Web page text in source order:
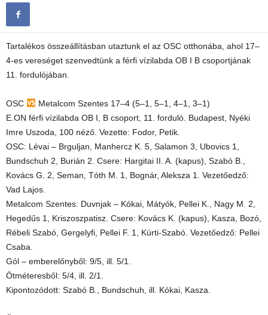
Tartalékos összeállításban utaztunk el az OSC otthonába, ahol 17–
4-es vereséget szenvedtünk a férfi vízilabda OB I B csoportjának
11. fordulójában.
OSC
Metalcom Szentes 17–4 (5–1, 5–1, 4–1, 3–1)
E.ON férfi vízilabda OB I, B csoport, 11. forduló. Budapest, Nyéki
Imre Uszoda, 100 néző. Vezette: Fodor, Petik.
OSC: Lévai – Brguljan, Manhercz K. 5, Salamon 3, Ubovics 1,
Bundschuh 2, Burián 2. Csere: Hargitai II. A. (kapus), Szabó B.,
Kovács G. 2, Seman, Tóth M. 1, Bognár, Aleksza 1. Vezetőedző:
Vad Lajos.
Metalcom Szentes: Duvnjak – Kókai, Mátyók, Pellei K., Nagy M. 2,
Hegedűs 1, Kriszoszpatisz. Csere: Kovács K. (kapus), Kasza, Bozó,
Rébeli Szabó, Gergelyfi, Pellei F. 1, Kürti-Szabó. Vezetőedző: Pellei
Csaba.
Gól – emberelőnyből: 9/5, ill. 5/1.
Ötméteresből: 5/4, ill. 2/1.
Kipontozódott: Szabó B., Bundschuh, ill. Kókai, Kasza.